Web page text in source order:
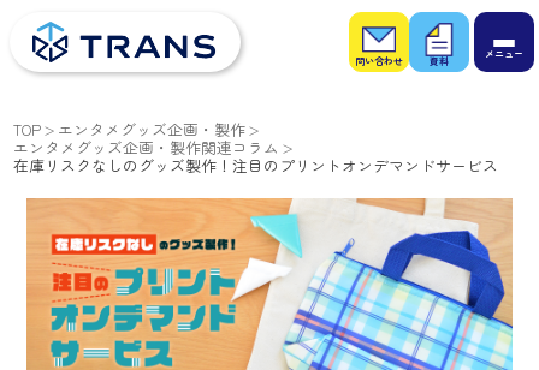
お問
い合
わせ
お役
立ち
資料
TOP エンタメグッズ企画・製作
エンタメグッズ企画・製作関連コラム
在庫リスクなしのグッズ製作！注目のプリントオンデマンドサービス